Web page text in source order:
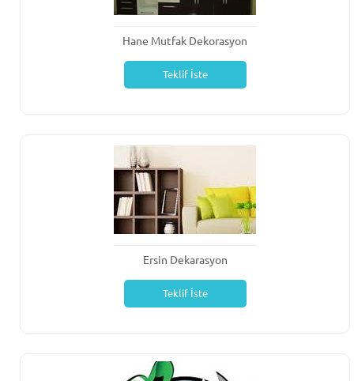
Hane Mutfak Dekorasyon
Teklif İste
Ersin Dekarasyon
Teklif İste